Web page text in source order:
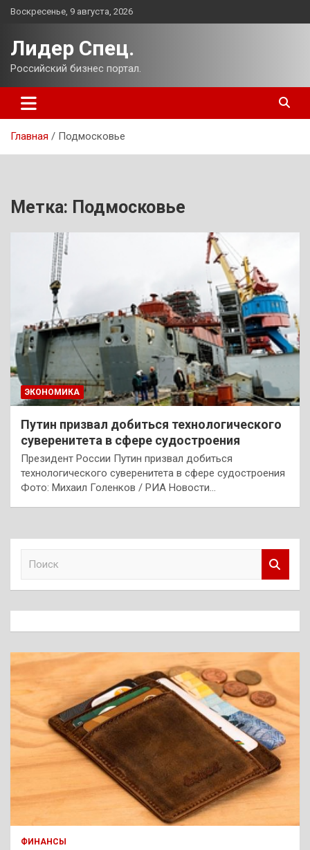
Перейти
Воскресенье, 9 августа, 2026
Лидер Спец.
Российский бизнес портал.
Главная Подмосковье
Метка: Подмосковье
ЭКОНОМИКА
Путин призвал добиться технологического
суверенитета в сфере судостроения
Президент России Путин призвал добиться
технологического суверенитета в сфере судостроения
Фото: Михаил Голенков / РИА Новости…
к
ФИНАНСЫ